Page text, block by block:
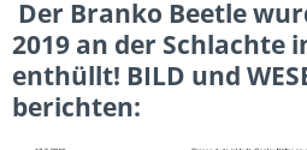
Der Branko Beetle
2019 an der Schlachte
enthüllt! BILD und
berichten: